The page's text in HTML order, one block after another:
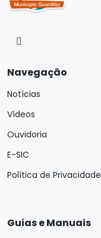
Navegação
Notícias
Vídeos
Ouvidoria
E-SIC
Política de Privacidade
Guias e Manuais